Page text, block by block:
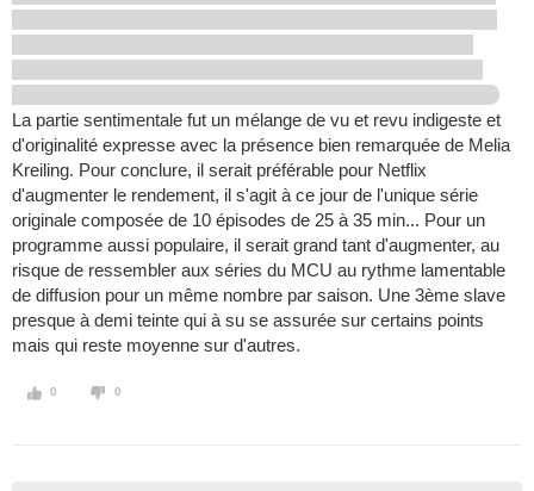
La partie sentimentale fut un mélange de vu et revu indigeste et
d'originalité expresse avec la présence bien remarquée de Melia
Kreiling. Pour conclure, il serait préférable pour Netflix
d'augmenter le rendement, il s'agit à ce jour de l'unique série
originale composée de 10 épisodes de 25 à 35 min... Pour un
programme aussi populaire, il serait grand tant d'augmenter, au
risque de ressembler aux séries du MCU au rythme lamentable
de diffusion pour un même nombre par saison. Une 3ème slave
presque à demi teinte qui à su se assurée sur certains points
mais qui reste moyenne sur d'autres.
0 0